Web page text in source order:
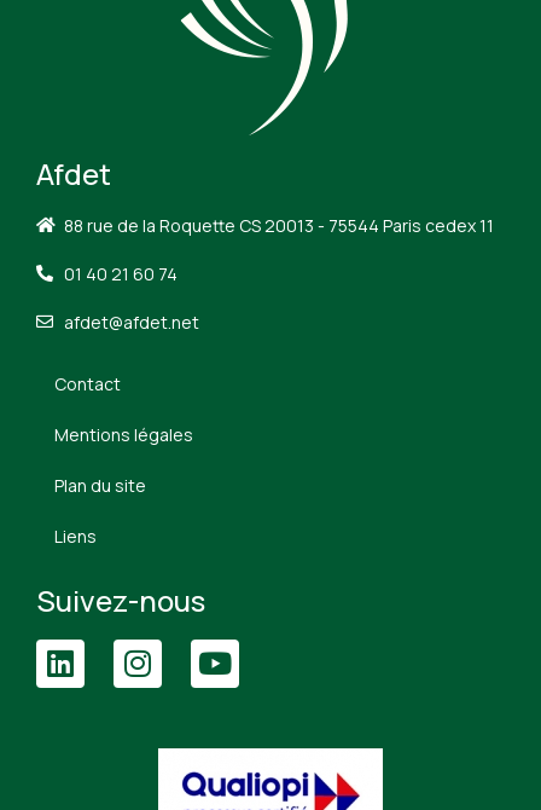
Afdet
88 rue de la Roquette CS 20013 - 75544 Paris cedex 11
01 40 21 60 74
afdet@afdet.net
Contact
Mentions légales
Plan du site
Liens
Suivez-nous